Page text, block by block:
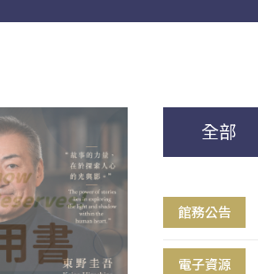
全部
館務公告
電子資源